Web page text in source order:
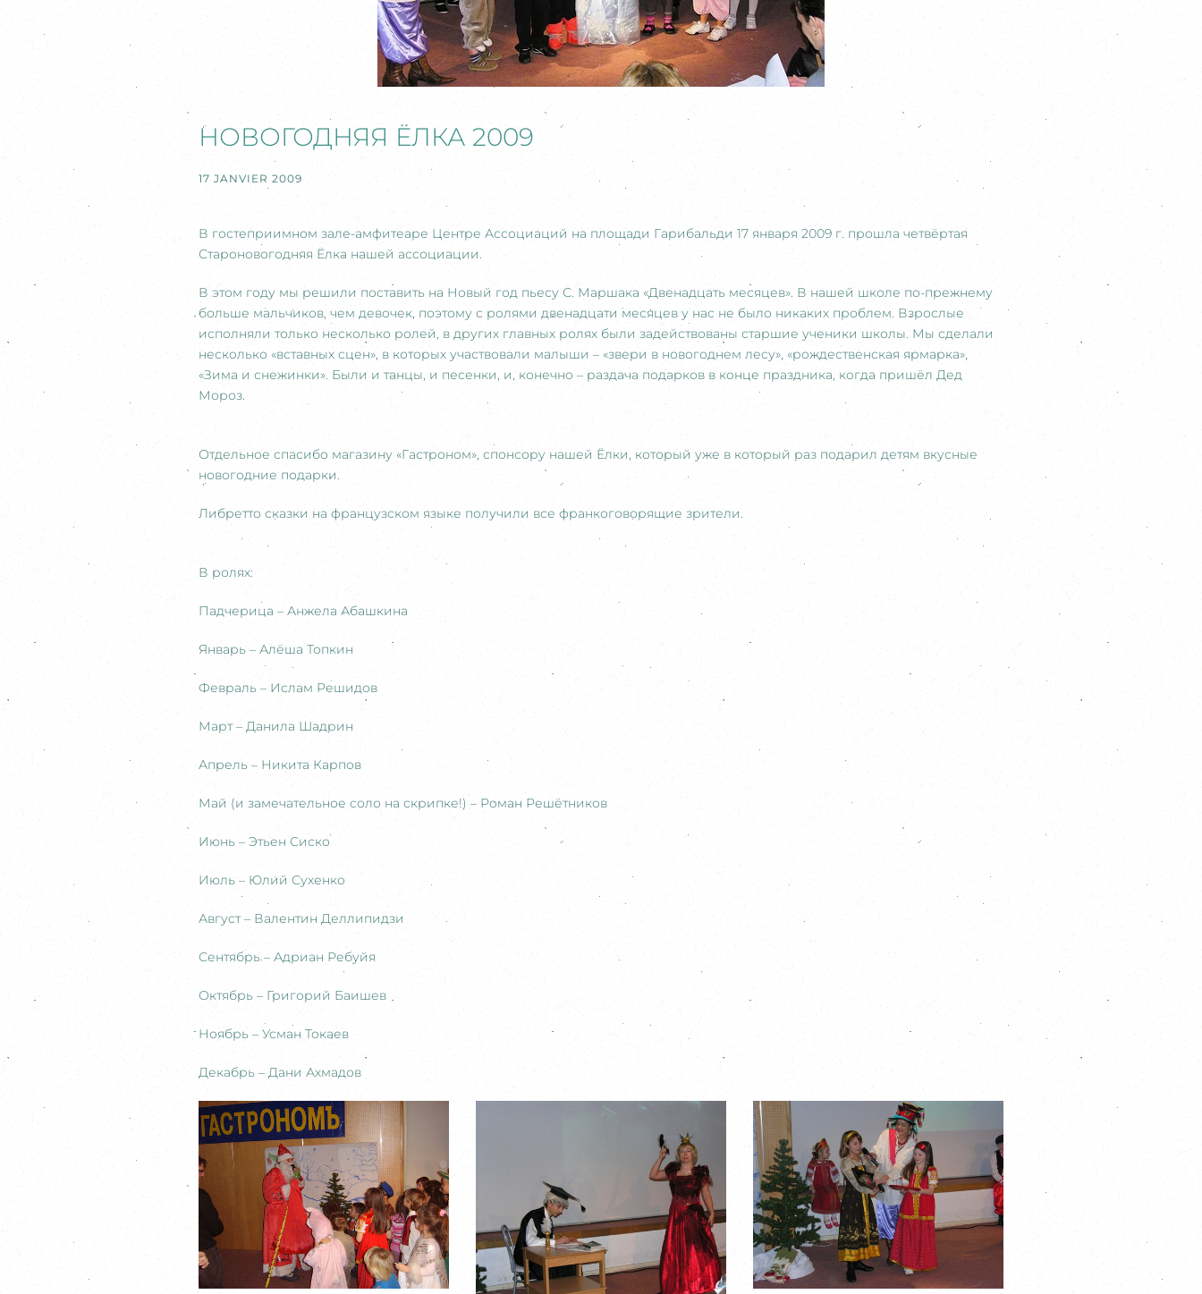
НОВОГОДНЯЯ ЁЛКА 2009
17 JANVIER 2009
В гостеприимном зале-амфитеаре Центре Ассоциаций на площади Гарибальди 17 января 2009 г. прошла четвёртая
Староновогодняя Ёлка нашей ассоциации.
В этом году мы решили поставить на Новый год пьесу С. Маршака «Двенадцать месяцев». В нашей школе по-прежнему
больше мальчиков, чем девочек, поэтому с ролями двенадцати месяцев у нас не было никаких проблем. Взрослые
исполняли только несколько ролей, в других главных ролях были задействованы старшие ученики школы. Мы сделали
несколько «вставных сцен», в которых участвовали малыши – «звери в новогоднем лесу», «рождественская ярмарка»,
«Зима и снежинки». Были и танцы, и песенки, и, конечно – раздача подарков в конце праздника, когда пришёл Дед
Мороз.
Отдельное спасибо магазину «Гастроном», спонсору нашей Ёлки, который уже в который раз подарил детям вкусные
новогодние подарки.
Либретто сказки на французском языке получили все франкоговорящие зрители.
В ролях:
Падчерица – Анжела Абашкина
Январь – Алёша Топкин
Февраль – Ислам Решидов
Март – Данила Шадрин
Апрель – Никита Карпов
Май (и замечательное соло на скрипке!) – Роман Решётников
Июнь – Этьен Сиско
Июль – Юлий Сухенко
Август – Валентин Деллипидзи
Сентябрь – Адриан Ребуйя
Октябрь – Григорий Баишев
Ноябрь – Усман Токаев
Декабрь – Дани Ахмадов